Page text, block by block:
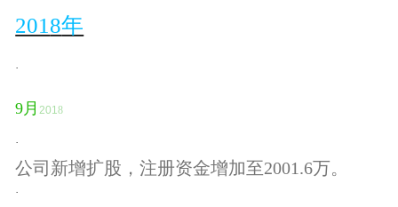
201 8年
·
9月2018
·
公司新增扩股，注册资金增加至2001.6万。
·